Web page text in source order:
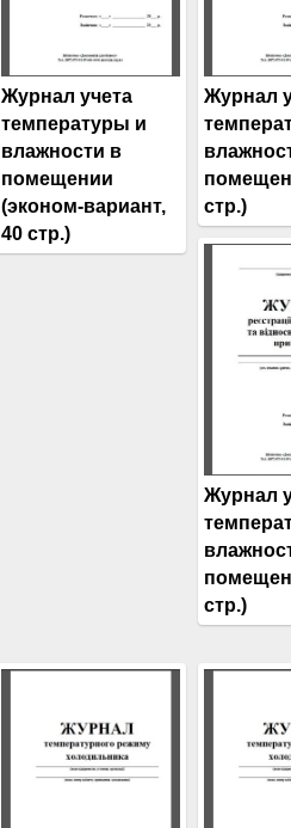
Журнал учета
температуры и
влажности в
помещении
(эконом-вариант,
40 стр.)
Журнал
стр.)
Журнал
стр.)